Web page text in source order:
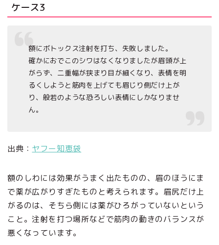
ケース3
額にボトックス注射を打ち、失敗しました。
確かにおでこのシワはなくなりましたが眉頭が上
がらず、二重幅が狭まり目が細くなり、表情を明
るくしようと筋肉を上げても眉じり側だけ上が
り、般若のような恐ろしい表情にしかなりませ
ん。
出典： ヤフー知恵袋
額のしわには効果がうまく出たものの、眉のほうにま
で薬が広がりすぎたものと考えられます。眉尻だけ上
がるのは、そちら側には薬がひろがっていないという
こと。注射を打つ場所などで筋肉の動きのバランスが
悪くなっています。